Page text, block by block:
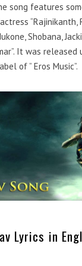
song features
“Rajinikanth,
Shobana,
It was released
of ” Eros Music”.
Lyrics in